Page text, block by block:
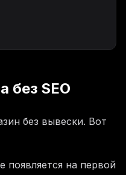
без SEO
без вывески. Вот
появляется на первой